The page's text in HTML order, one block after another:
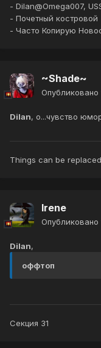
- Dilan@Omega007,
- Почетный костровой
- Часто Копирую
~Shade~
Опубликовано
Dilan, о...чувство
Things can be
Irene
Опубликовано
Dilan,
оффтоп
Секция 31